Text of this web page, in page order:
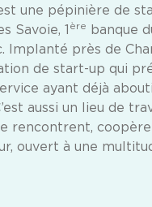
une pépinière de
Savoie, 1 ère
banque
Implanté près de
de start-up qui
ayant déjà
aussi un lieu de
rencontrent,
ouvert à une